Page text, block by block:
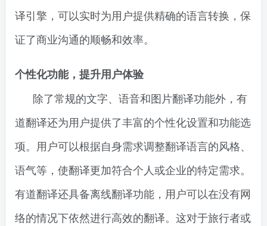
译引擎，可以实时为用户提供精确的语言转换，保
证了商业沟通的顺畅和效率。
个性化功能，提升用户体验
除了常规的文字、语音和图片翻译功能外，有
道翻译还为用户提供了丰富的个性化设置和功能选
项。用户可以根据自身需求调整翻译语言的风格、
语气等，使翻译更加符合个人或企业的特定需求。
有道翻译还具备离线翻译功能，用户可以在没有网
络的情况下依然进行高效的翻译。这对于旅行者或